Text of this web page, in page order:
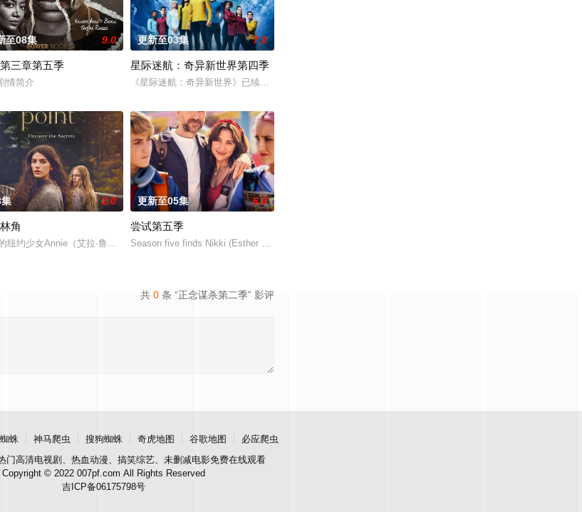
，当地接连发生游客离奇死亡事件，他
series “The
至08集 9.0
三章第五季
情简介
更新至03集 7.0
星际迷航：奇异新世界第四季
《星际迷航：奇异新世界》已续订第四季。
出现。与此同时，专门猎杀青少
of
2.0
角
纽约少女Annie（艾拉·鲁宾 饰）和双胞胎哥哥由养父抚养长大。她无意中继承了神秘外祖父在加拿大的
更新至05集 6.0
尝试第五季
Season five finds Nikki (Esther Smith) and Jason (Raf
共 0 条 “正念谋杀第二季” 影评
蛛 神马爬虫 搜狗蜘蛛 奇虎地图 谷歌地图
必应爬虫
门高清电视剧、热血动漫、搞笑综艺、未删减电影免费在线观看
Copyright © 2022 007pf.com All Rights Reserved
吉ICP备06175798号